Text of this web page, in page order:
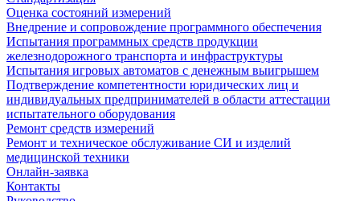
Оценка состояний измерений
Внедрение и сопровождение программного обеспечения
Испытания программных средств продукции
железнодорожного транспорта и инфраструктуры
Испытания игровых автоматов с денежным выигрышем
Подтверждение компетентности юридических лиц и
индивидуальных предпринимателей в области аттестации
испытательного оборудования
Ремонт средств измерений
Ремонт и техническое обслуживание СИ и изделий
медицинской техники
Онлайн-заявка
Контакты